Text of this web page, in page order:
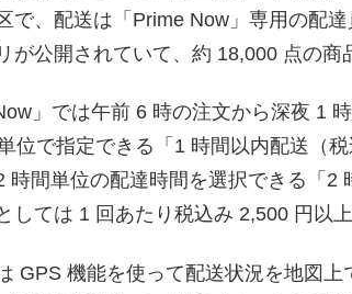
で、配送は「Prime Now」専用の配
が公開されていて、約 18,000 点の商
」では午前 6 時の注文から深夜 1
位で指定できる「1 時間以内配送（
時間単位の配達時間を選択できる「2
しては 1 回あたり税込み 2,500 円以
GPS 機能を使って配送状況を地図